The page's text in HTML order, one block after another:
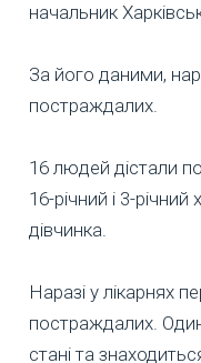
начальник
За його даними,
постраждалих.
16 людей дістали
16-річний і 3-
дівчинка.
Наразі у лікарнях
постраждалих.
стані та